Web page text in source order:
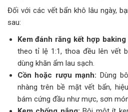
Đối với các vết bẩn khô lâu ngày,
sau:
Kem đánh răng kết hợp
theo tỉ lệ 1:1, thoa đều lên vết
dùng khăn ẩm lau sạch.
Cồn hoặc rượu mạnh: Dùng
nhàng trên bề mặt vết bẩn,
bám cứng đầu như mực, sơn